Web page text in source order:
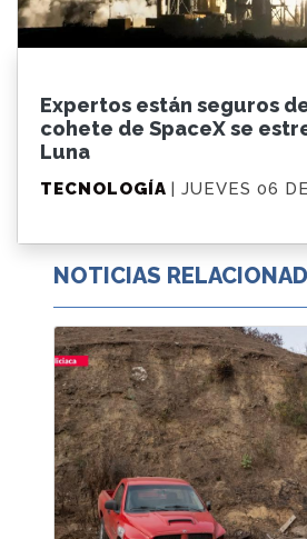
Expertos están seguros
cohete de SpaceX se
Luna
TECNOLOGÍA | JUEVES 06
NOTICIAS